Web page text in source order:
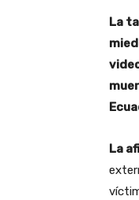
La
La